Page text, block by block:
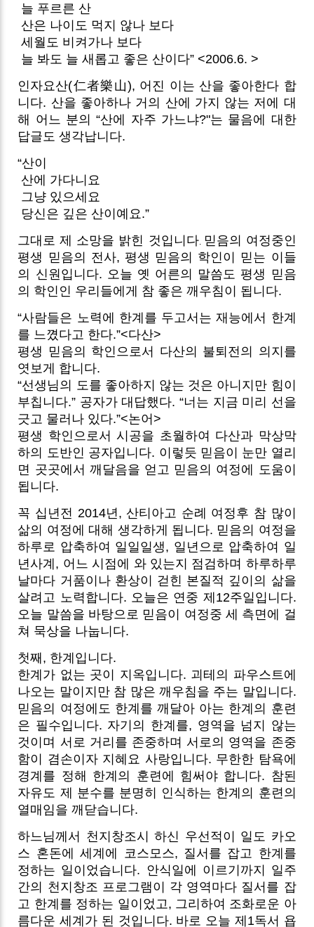
늘 푸르른 산
산은 나이도 먹지 않나 보다
세월도 비켜가나 보다
늘 봐도 늘 새롭고 좋은 산이다” <2006.6. >
인자요산(仁者樂山), 어진 이는 산을 좋아한다 합
니다. 산을 좋아하나 거의 산에 가지 않는 저에 대
해 어느 분의 “산에 자주 가느냐?"는 물음에 대한
답글도 생각납니다.
“산이
산에 가다니요
그냥 있으세요
당신은 깊은 산이예요.”
그대로 제 소망을 밝힌 것입니다. 믿음의 여정중인
평생 믿음의 전사, 평생 믿음의 학인이 믿는 이들
의 신원입니다. 오늘 옛 어른의 말씀도 평생 믿음
의 학인인 우리들에게 참 좋은 깨우침이 됩니다.
“사람들은 노력에 한계를 두고서는 재능에서 한계
를 느꼈다고 한다.”<다산>
평생 믿음의 학인으로서 다산의 불퇴전의 의지를
엿보게 합니다.
“선생님의 도를 좋아하지 않는 것은 아니지만 힘이
부칩니다.” 공자가 대답했다. “너는 지금 미리 선을
긋고 물러나 있다.”<논어>
평생 학인으로서 시공을 초월하여 다산과 막상막
하의 도반인 공자입니다. 이렇듯 믿음이 눈만 열리
면 곳곳에서 깨달음을 얻고 믿음의 여정에 도움이
됩니다.
꼭 십년전 2014년, 산티아고 순례 여정후 참 많이
삶의 여정에 대해 생각하게 됩니다. 믿음의 여정을
하루로 압축하여 일일일생, 일년으로 압축하여 일
년사계, 어느 시점에 와 있는지 점검하며 하루하루
날마다 거품이나 환상이 걷힌 본질적 깊이의 삶을
살려고 노력합니다. 오늘은 연중 제12주일입니다.
오늘 말씀을 바탕으로 믿음이 여정중 세 측면에 걸
쳐 묵상을 나눕니다.
첫째, 한계입니다.
한계가 없는 곳이 지옥입니다. 괴테의 파우스트에
나오는 말이지만 참 많은 깨우침을 주는 말입니다.
믿음의 여정에도 한계를 깨달아 아는 한계의 훈련
은 필수입니다. 자기의 한계를, 영역을 넘지 않는
것이며 서로 거리를 존중하며 서로의 영역을 존중
함이 겸손이자 지혜요 사랑입니다. 무한한 탐욕에
경계를 정해 한계의 훈련에 힘써야 합니다. 참된
자유도 제 분수를 분명히 인식하는 한계의 훈련의
열매임을 깨닫습니다.
하느님께서 천지창조시 하신 우선적이 일도 카오
스 혼돈에 세계에 코스모스, 질서를 잡고 한계를
정하는 일이었습니다. 안식일에 이르기까지 일주
간의 천지창조 프로그램이 각 영역마다 질서를 잡
고 한계를 정하는 일이었고, 그리하여 조화로운 아
름다운 세계가 된 것입니다. 바로 오늘 제1독서 욥